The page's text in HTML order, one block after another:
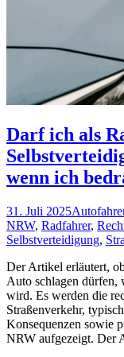
Darf ich als
wenn ich
31. Juli 2025
NRW, Radfahrer,
Selbstverteidigung,
Der Artikel erläutert,
Auto schlagen dürfen,
wird. Es werden die
Straßenverkehr,
Konsequenzen sowie
NRW aufgezeigt. Der